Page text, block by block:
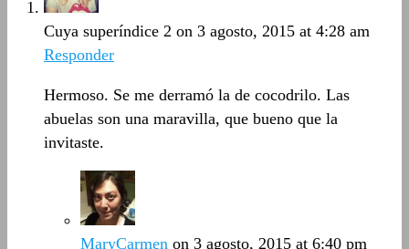
Cuya superíndice 2 on 3 agosto, 2015 at 4:28 am
Responder
Hermoso. Se me derramó la de cocodrilo. Las
abuelas son una maravilla, que bueno que la
invitaste.
MaryCarmen on 3 agosto, 2015 at 6:40 pm